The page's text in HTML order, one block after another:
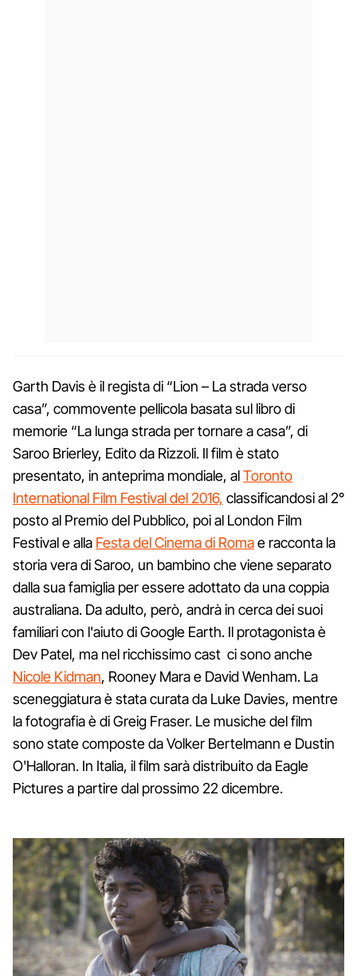
Garth Davis è il regista di “Lion – La strada verso
casa”, commovente pellicola basata sul libro di
memorie “La lunga strada per tornare a casa”, di
Saroo Brierley, Edito da Rizzoli. Il film è stato
presentato, in anteprima mondiale, alToronto
International Film Festival del 2016, classificandosi al 2°
posto al Premio del Pubblico, poi al London Film
Festival e alla Festa del Cinema di Romae racconta la
storia vera di Saroo, un bambino che viene separato
dalla sua famiglia per essere adottato da una coppia
australiana. Da adulto, però, andrà in cerca dei suoi
familiari con l'aiuto di Google Earth. Il protagonista è
Dev Patel, ma nel ricchissimo cast ci sono anche
Nicole Kidman, Rooney Mara e David Wenham. La
sceneggiatura è stata curata da Luke Davies, mentre
la fotografia è di Greig Fraser. Le musiche del film
sono state composte da Volker Bertelmann e Dustin
O'Halloran. In Italia, il film sarà distribuito da Eagle
Pictures a partire dal prossimo 22 dicembre.